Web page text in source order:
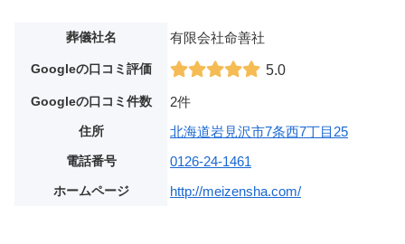
葬儀社名 有限会社命善社
Googleの口コミ評価 5.0
Googleの口コミ件数 2件
住所 北海道岩見沢市7条西7丁目25
電話番号 0126-24-1461
ホームページ http://meizensha.com/